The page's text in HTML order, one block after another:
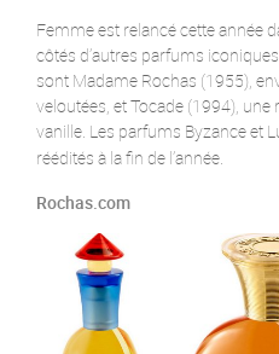
Femme est relancé cette année
côtés d’autres parfums
sont Madame Rochas (1955),
veloutées, et Tocade (1994),
vanille. Les parfums Byzance et
réédités à la fin de l’année.
Rochas.com